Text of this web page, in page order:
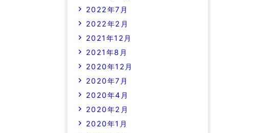
2022年7月
2022年2月
2021年12月
2021年8月
2020年12月
2020年7月
2020年4月
2020年2月
2020年1月